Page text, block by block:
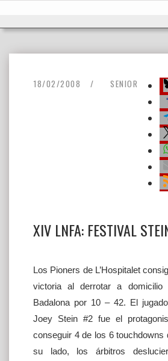
18/02/2008 SENIOR
XIV LNFA: FESTIVAL
Los Pioners de L’Hospitalet
victoria al derrotar a
Badalona por 10 – 42. El
Joey Stein #2 fue el
conseguir 4 de los 6 touchdowns
su lado, los árbitros